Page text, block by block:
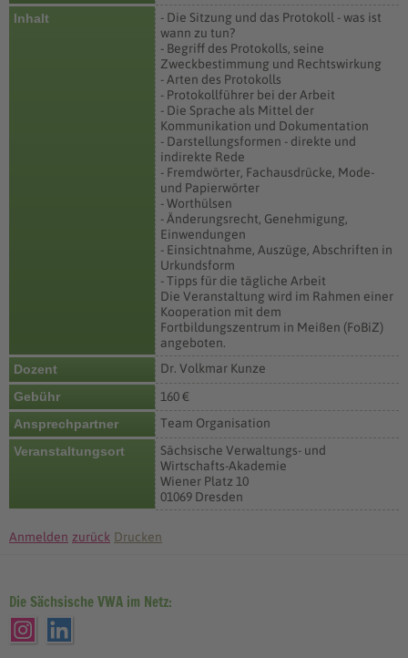
Inhalt
- Die Sitzung und das Protokoll - was ist
wann zu tun?
- Begriff des Protokolls, seine
Zweckbestimmung und Rechtswirkung
- Arten des Protokolls
- Protokollführer bei der Arbeit
- Die Sprache als Mittel der
Kommunikation und Dokumentation
- Darstellungsformen - direkte und
indirekte Rede
- Fremdwörter, Fachausdrücke, Mode-
und Papierwörter
- Worthülsen
- Änderungsrecht, Genehmigung,
Einwendungen
- Einsichtnahme, Auszüge, Abschriften in
Urkundsform
- Tipps für die tägliche Arbeit
Die Veranstaltung wird im Rahmen einer
Kooperation mit dem
Fortbildungszentrum in Meißen (FoBiZ)
angeboten.
Dozent
Dr. Volkmar Kunze
Gebühr
160 €
Ansprechpartner
Team Organisation
Veranstaltungsort
Sächsische Verwaltungs- und
Wirtschafts-Akademie
Wiener Platz 10
01069 Dresden
Anmelden zurück Drucken
Die Sächsische VWA im Netz: